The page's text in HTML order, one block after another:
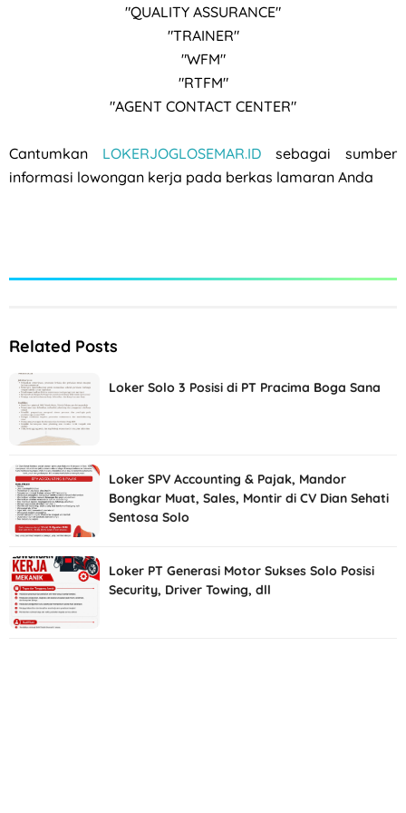
"QUALITY ASSURANCE"
"TRAINER"
"WFM"
"RTFM"
"AGENT CONTACT CENTER"
Cantumkan LOKERJOGLOSEMAR.ID sebagai sumber
informasi lowongan kerja pada berkas lamaran Anda
Related Posts
Loker Solo 3 Posisi di PT Pracima Boga Sana
Loker SPV Accounting & Pajak, Mandor
Bongkar Muat, Sales, Montir di CV Dian Sehati
Sentosa Solo
Loker PT Generasi Motor Sukses Solo Posisi
Security, Driver Towing, dll